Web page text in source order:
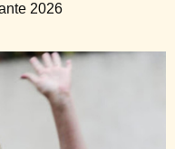
2026